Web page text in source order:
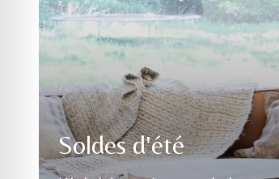
Soldes d'été